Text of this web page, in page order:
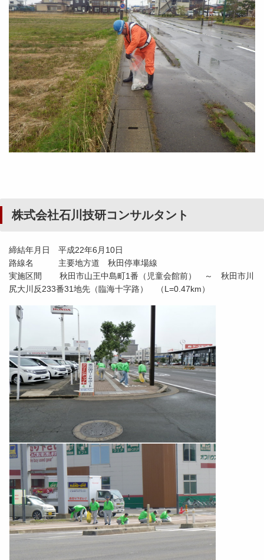
株式会社石川技研コンサルタント
締結年月日 平成22年6月10日
路線名 主要地方道 秋田停車場線
実施区間 秋田市山王中島町1番（児童会館前） ～ 秋田市川
尻大川反233番31地先（臨海十字路） （L=0.47km）